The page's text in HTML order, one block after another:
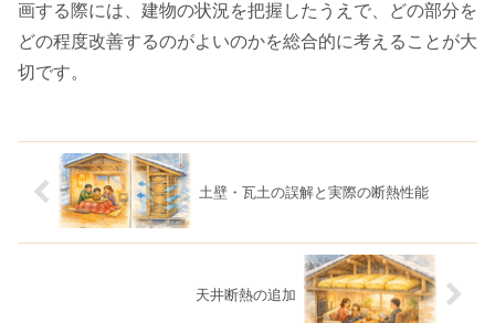
画する際には、建物の状況を把握したうえで、どの部分を
どの程度改善するのがよいのかを総合的に考えることが大
切です。
土壁・瓦土の誤解と実際の断熱性能
天井断熱の追加